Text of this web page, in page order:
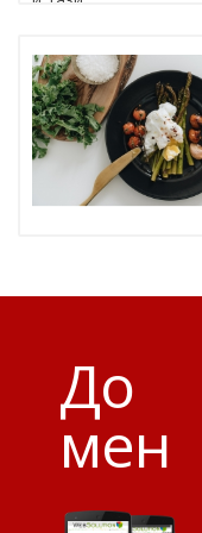
До
мен